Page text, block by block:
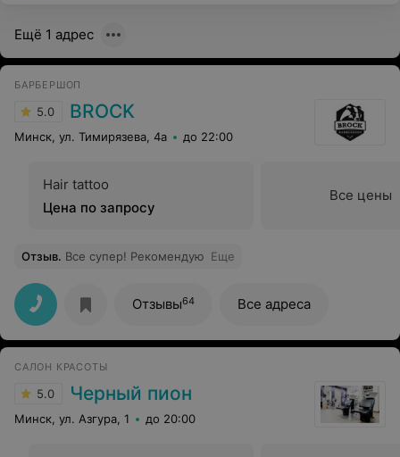
добрый, великодушный, общительный и тактичный
всяких похвал! Кроме того, оценит состояние волос,
раз и локоны навьет, если время позволяет. Я очень
благодарна Ксении за такое заботливое отношение и
преображение! Недавно сделала долговременное
покрытие у вас. Осталась довольна результатом.
девочки и мальчики, моя жизнь становится
качественнее, чудеснее! Желаю вам успеха и
процветания!
Ещё 1 адрес
БАРБЕРШОП
5.0 BROCK
Минск, ул. Тимирязева, 4а до 22:00
Hair tattoo
Цена по запросу
Все цены
Отзыв. Все супер! Рекомендую Еще
Отзывы64 Все адреса
САЛОН КРАСОТЫ
5.0 Черный пион
Минск, ул. Азгура, 1 до 20:00